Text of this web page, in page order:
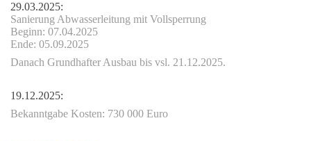
29.03.2025:
Sanierung Abwasserleitung mit Vollsperrung
Beginn: 07.04.2025
Ende: 05.09.2025
Danach Grundhafter Ausbau bis vsl. 21.12.2025.
19.12.2025:
Bekanntgabe Kosten: 730 000 Euro